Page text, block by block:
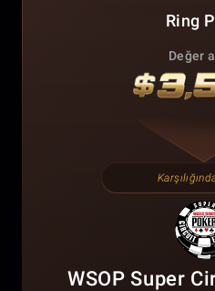
Ring
Değer
WSOP Super